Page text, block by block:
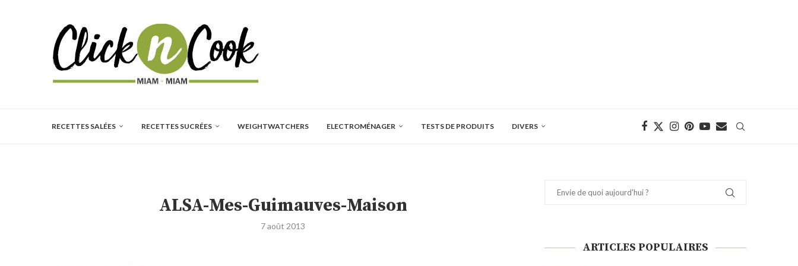
RECETTES SALÉES RECETTES SUCRÉES WEIGHTWATCHERS ELECTROMÉNAGER TESTS DE PRODUITS DIVERS
ALSA-Mes-Guimauves-Maison
7 août 2013
ARTICLES POPULAIRES